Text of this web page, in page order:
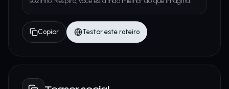
Copiar Testar este roteiro